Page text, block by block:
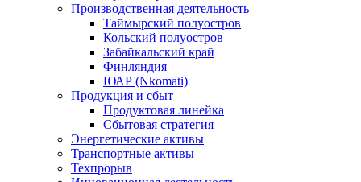
Производственная деятельность
Таймырский полуостров
Кольский полуостров
Забайкальский край
Финляндия
ЮАР (Nkomati)
Продукция и сбыт
Продуктовая линейка
Сбытовая стратегия
Энергетические активы
Транспортные активы
Техпрорыв